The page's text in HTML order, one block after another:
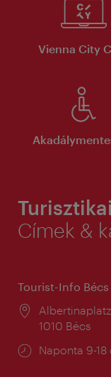
Vienna City
Címek &
Tourist-Info Bécs
Helyszín:
1010 Bécs
Nyitva
Naponta 9-